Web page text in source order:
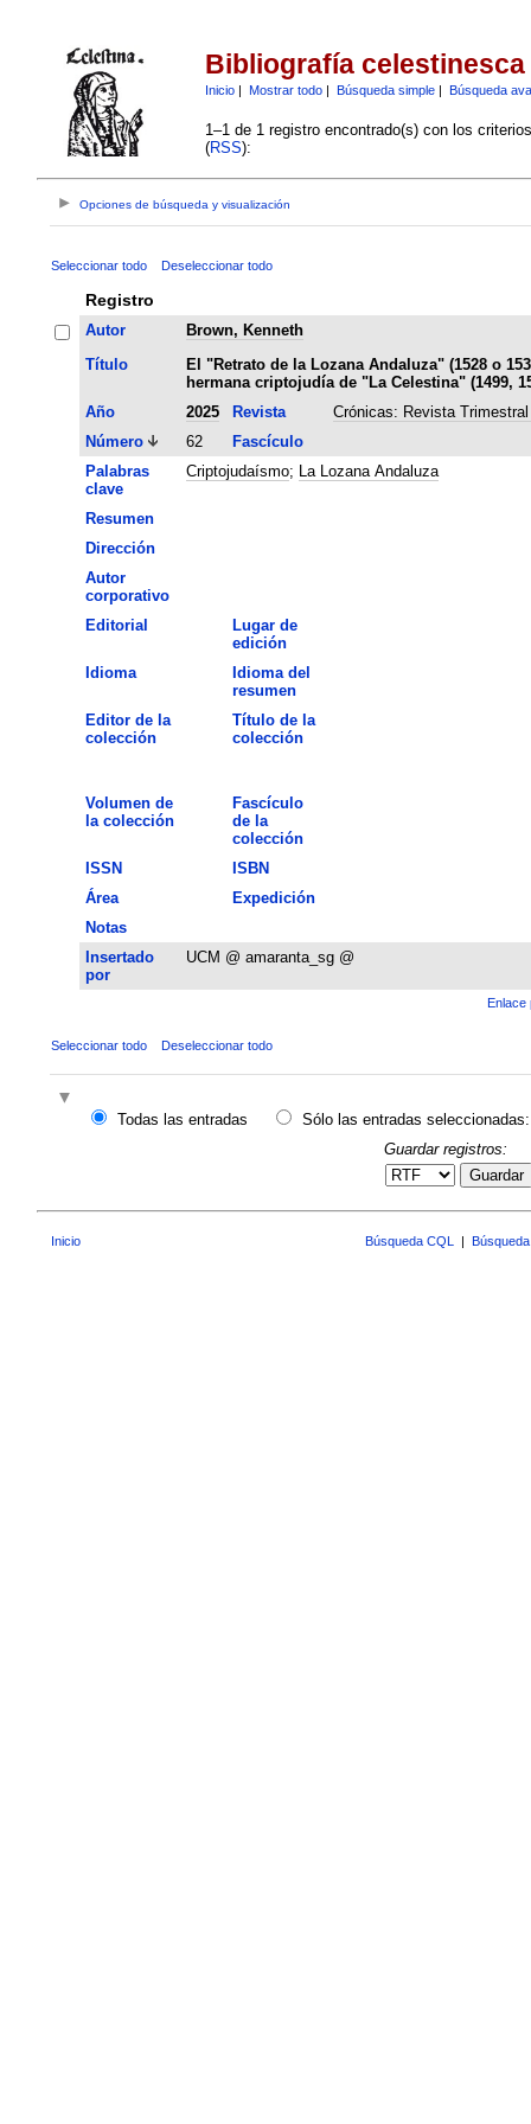
Bibliografía celestinesca
Inicio| Mostrar todo| Búsqueda simple| Búsqueda
1–1 de 1 registro encontrado(s) con los
(RSS):
Opciones de búsqueda y visualización
Seleccionar todo Deseleccionar todo
Registro
Autor
Brown, Kenneth
Título
El "Retrato de la Lozana Andaluza" (1528 o
hermana criptojudía de "La Celestina" (1499,
Año
2025 Revista
Crónicas: Revista
Número
62
Fascículo
Palabras
clave
Criptojudaísmo; La Lozana Andaluza
Resumen
Dirección
Autor
corporativo
Editorial
Lugar de
edición
Idioma
Idioma del
resumen
Editor de la
colección
Título de la
colección
Volumen de
la colección
Fascículo
de la
colección
ISSN
ISBN
Área
Expedición
Notas
Insertado
por
UCM @ amaranta_sg @
Enlace
Seleccionar todo Deseleccionar todo
Todas las entradas
Sólo las entradas seleccionadas:
Guardar registros:
Guardar
Inicio Búsqueda CQL